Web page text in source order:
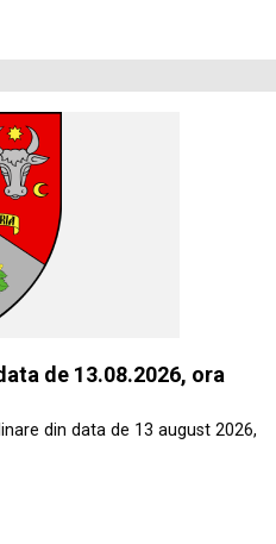
de 13.08.2026, ora
din data de 13 august 2026,